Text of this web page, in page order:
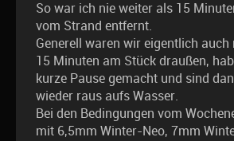
So war ich nie weiter als 15
vom Strand entfernt.
Generell waren wir eigentlich auch
15 Minuten am Stück draußen,
kurze Pause gemacht und sind
wieder raus aufs Wasser.
Bei den Bedingungen vom
mit 6,5mm Winter-Neo, 7mm